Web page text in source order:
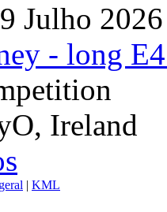
Julho 2026
- long
Ireland
| KML